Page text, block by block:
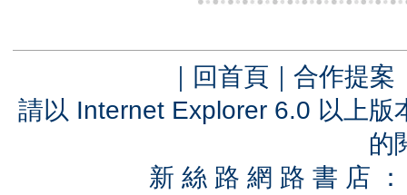
｜ 回首頁 ｜ 合作提案
請以 Internet Explorer 6.0 以上
的
新 絲 路 網 路 書 店